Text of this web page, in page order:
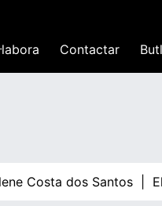
Contactar
Costa dos Santos |